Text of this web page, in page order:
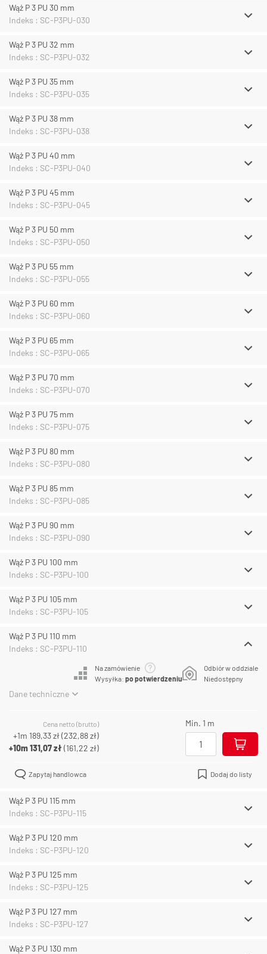
Wąż P 3 PU 30 mm
Indeks : SC-P3PU-030
Wąż P 3 PU 32 mm
Indeks : SC-P3PU-032
Wąż P 3 PU 35 mm
Indeks : SC-P3PU-035
Wąż P 3 PU 38 mm
Indeks : SC-P3PU-038
Wąż P 3 PU 40 mm
Indeks : SC-P3PU-040
Wąż P 3 PU 45 mm
Indeks : SC-P3PU-045
Wąż P 3 PU 50 mm
Indeks : SC-P3PU-050
Wąż P 3 PU 55 mm
Indeks : SC-P3PU-055
Wąż P 3 PU 60 mm
Indeks : SC-P3PU-060
Wąż P 3 PU 65 mm
Indeks : SC-P3PU-065
Wąż P 3 PU 70 mm
Indeks : SC-P3PU-070
Wąż P 3 PU 75 mm
Indeks : SC-P3PU-075
Wąż P 3 PU 80 mm
Indeks : SC-P3PU-080
Wąż P 3 PU 85 mm
Indeks : SC-P3PU-085
Wąż P 3 PU 90 mm
Indeks : SC-P3PU-090
Wąż P 3 PU 100 mm
Indeks : SC-P3PU-100
Wąż P 3 PU 105 mm
Indeks : SC-P3PU-105
Wąż P 3 PU 110 mm
Indeks : SC-P3PU-110
Na zamówienie
Wysyłka: po potwierdzeniu
Odbiór w oddziale
Niedostępny
Dane techniczne
Cena netto (brutto)
+1m 189,33 zł(232,88 zł)
+10m131,07 zł(161,22 zł)
Min. 1 m
Zapytaj handlowca Dodaj do listy
Wąż P 3 PU 115 mm
Indeks : SC-P3PU-115
Wąż P 3 PU 120 mm
Indeks : SC-P3PU-120
Wąż P 3 PU 125 mm
Indeks : SC-P3PU-125
Wąż P 3 PU 127 mm
Indeks : SC-P3PU-127
Wąż P 3 PU 130 mm